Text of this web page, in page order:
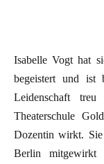
Isabelle Vogt hat sich seit früher Kindheit für das Schauspiel
begeistert und ist
Leidenschaft
Theaterschule
Dozentin wirkt.
Berlin mitgewirkt